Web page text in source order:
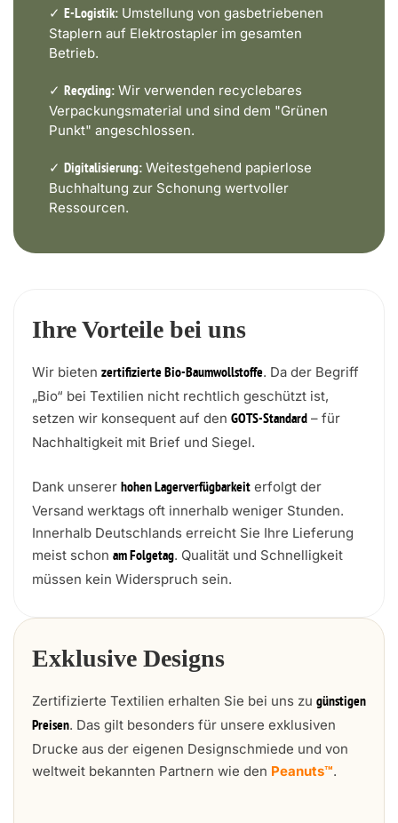
✓ E-Logistik: Umstellung von gasbetriebenen
Staplern auf Elektrostapler im gesamten
Betrieb.
✓ Recycling: Wir verwenden recyclebares
Verpackungsmaterial und sind dem "Grünen
Punkt" angeschlossen.
✓ Digitalisierung: Weitestgehend papierlose
Buchhaltung zur Schonung wertvoller
Ressourcen.
Ihre Vorteile bei uns
Wir bieten zertifizierte Bio-Baumwollstoffe. Da der Begriff
„Bio“ bei Textilien nicht rechtlich geschützt ist,
setzen wir konsequent auf den GOTS-Standard – für
Nachhaltigkeit mit Brief und Siegel.
Dank unserer hohen Lagerverfügbarkeit erfolgt der
Versand werktags oft innerhalb weniger Stunden.
Innerhalb Deutschlands erreicht Sie Ihre Lieferung
meist schon am Folgetag. Qualität und Schnelligkeit
müssen kein Widerspruch sein.
Exklusive Designs
Zertifizierte Textilien erhalten Sie bei uns zu günstigen
Preisen. Das gilt besonders für unsere exklusiven
Drucke aus der eigenen Designschmiede und von
weltweit bekannten Partnern wie den Peanuts™.